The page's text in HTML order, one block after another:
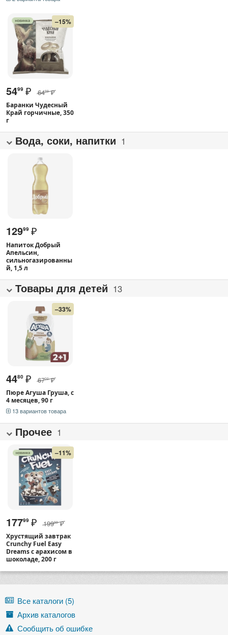
–15%
5499 ₽ 6499 ₽
Баранки Чудесный
Край горчичные, 350
г
Вода, соки, напитки 1
12999 ₽
Напиток Добрый
Апельсин,
сильногазированны
й, 1,5 л
Товары для детей 13
–33%
4480 ₽ 6720 ₽
Пюре Агуша Груша, с
4 месяцев, 90 г
13 вариантов товара
Прочее 1
–11%
17799 ₽ 19999 ₽
Хрустящий завтрак
Crunchy Fuel Easy
Dreams с арахисом в
шоколаде, 200 г
Все каталоги (5)
Архив каталогов
Сообщить об ошибке